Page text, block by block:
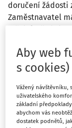
doručení žádosti
Zaměstnavatel
měsíců před
Právo požádat o
zaměstnanec,
dohody o
Aby web
s cookies)
Vážený návštěvníku,
uživatelského
základní
abychom vás
dostatek podnětů,